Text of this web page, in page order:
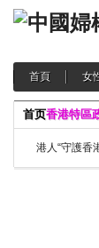
首頁 女
首页香港特區
港人“守護香